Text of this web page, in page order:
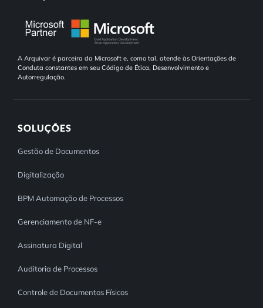
A Arquivar é parceira da Microsoft e, como tal, atende às Orientações de
Conduta constantes em seu Código de Ética, Desenvolvimento e
Autorregulação.
SOLUÇÕES
Gestão de Documentos
Digitalização
BPM Automação de Processos
Gerenciamento de NF-e
Assinatura Digital
Auditoria de Processos
Controle de Documentos Físicos